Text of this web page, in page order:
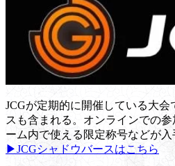
JCGが定期的に開催している大
スも含まれる。オンラインでの
ーム内で使える限定称号などが入
▶JCGシャドウバースはこちら